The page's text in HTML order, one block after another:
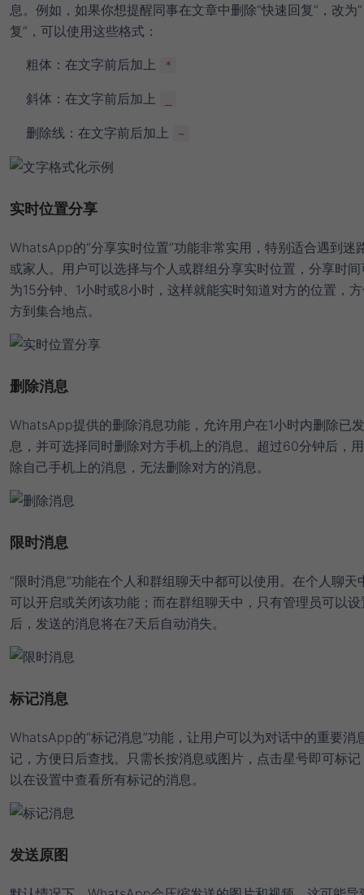
息。例如，如果你想提醒同事在文章中删除“快速回复”，改为
复”，可以使用这些格式：
粗体：在文字前后加上 *
斜体：在文字前后加上
删除线：在文字前后加上 ~
实时位置分享
WhatsApp的“分享实时位置”功能非常实用，特别适合遇到迷
或家人。用户可以选择与个人或群组分享实时位置，分享时
为15分钟、1小时或8小时，这样就能实时知道对方的位置，
方到集合地点。
删除消息
WhatsApp提供的删除消息功能，允许用户在1小时内删除已
息，并可选择同时删除对方手机上的消息。超过60分钟后，
除自己手机上的消息，无法删除对方的消息。
限时消息
“限时消息”功能在个人和群组聊天中都可以使用。在个人聊天
可以开启或关闭该功能；而在群组聊天中，只有管理员可以
后，发送的消息将在7天后自动消失。
标记消息
WhatsApp的“标记消息”功能，让用户可以为对话中的重要消
记，方便日后查找。只需长按消息或图片，点击星号即可标
以在设置中查看所有标记的消息。
发送原图